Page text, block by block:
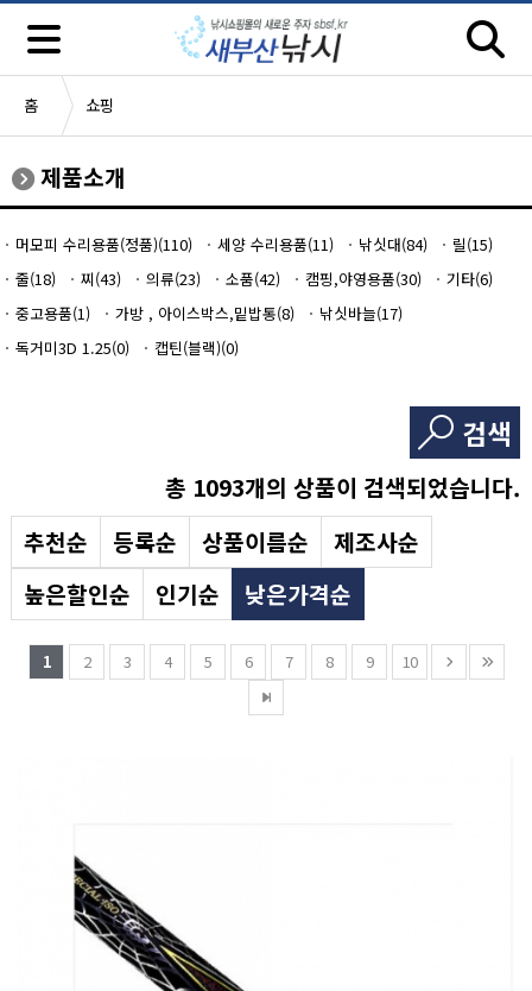
홈 쇼핑
제품소개
머모피 수리용품(정품)(110) 세양 수리용품(11) 낚싯대(84)
릴(15)
줄(18)
찌(43) 의류(23) 소품(42) 캠핑,야영용품(30)
기타(6)
중고용품(1)
가방 , 아이스박스,밑밥통(8)
낚싯바늘(17)
독거미3D 1.25(0)
캡틴(블랙)(0)
검색
총 1093개의 상품이 검색되었습니다.
추천순
등록순 상품이름순
제조사순
높은할인순
인기순 낮은가격순
1 2 3 4 5 6 7 8 9 10